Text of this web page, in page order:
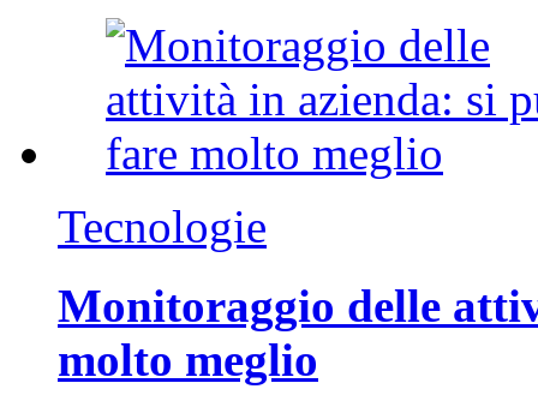
Tecnologie
Monitoraggio delle
molto meglio